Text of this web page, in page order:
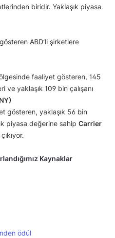
biridir. Yaklaşık piyasa
ABD’li şirketlere
faaliyet gösteren, 145
ve yaklaşık 109 bin çalışanı
gösteren, yaklaşık 56 bin
piyasa değerine sahip Carrier
Kaynaklar
ödül